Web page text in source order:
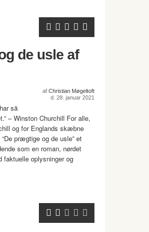
de usle af
af Christian Møgeltoft
d. 28. januar 2021
så
– Winston Churchill For alle,
og for Englands skæbne
prægtige og de usle” et
som en roman, nørdet
faktuelle oplysninger og